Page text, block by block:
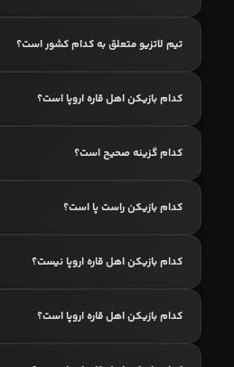
تیم لاتزیو متعلق به کدام کشور است؟
کدام بازیکن اهل قاره اروپا است؟
کدام گزینه صحیح است؟
کدام بازیکن راست پا است؟
کدام بازیکن اهل قاره اروپا نیست؟
کدام بازیکن اهل قاره اروپا است؟